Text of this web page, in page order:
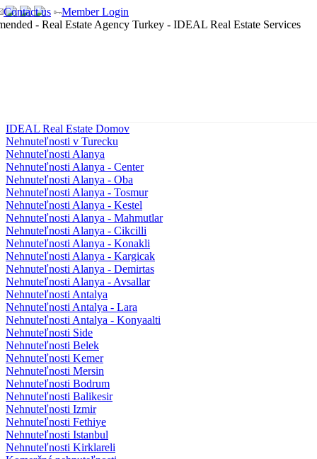
Contact us Member Login
IDEAL Real Estate Domov
Nehnuteľnosti v Turecku
Nehnuteľnosti Alanya
Nehnuteľnosti Alanya - Center
Nehnuteľnosti Alanya - Oba
Nehnuteľnosti Alanya - Tosmur
Nehnuteľnosti Alanya - Kestel
Nehnuteľnosti Alanya - Mahmutlar
Nehnuteľnosti Alanya - Cikcilli
Nehnuteľnosti Alanya - Konakli
Nehnuteľnosti Alanya - Kargicak
Nehnuteľnosti Alanya - Demirtas
Nehnuteľnosti Alanya - Avsallar
Nehnuteľnosti Antalya
Nehnuteľnosti Antalya - Lara
Nehnuteľnosti Antalya - Konyaalti
Nehnuteľnosti Side
Nehnuteľnosti Belek
Nehnuteľnosti Kemer
Nehnuteľnosti Mersin
Nehnuteľnosti Bodrum
Nehnuteľnosti Balikesir
Nehnuteľnosti Izmir
Nehnuteľnosti Fethiye
Nehnuteľnosti Istanbul
Nehnuteľnosti Kirklareli